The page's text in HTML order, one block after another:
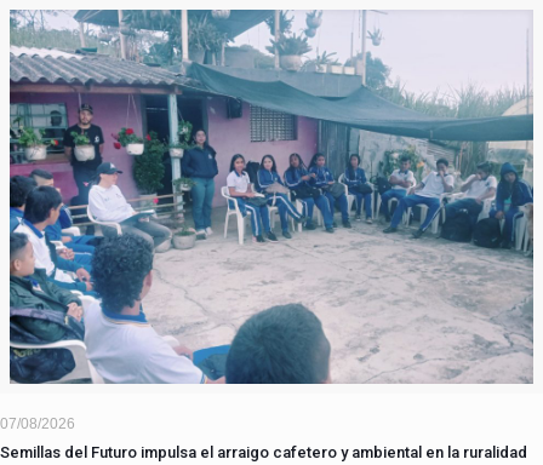
07/08/2026
Semillas del Futuro impulsa el arraigo cafetero y ambiental en la ruralidad